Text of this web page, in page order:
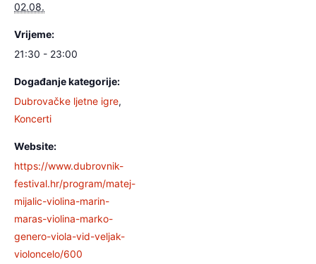
02.08.
Vrijeme:
21:30 - 23:00
Događanje kategorije:
Dubrovačke ljetne igre,
Koncerti
Website:
https://www.dubrovnik-
festival.hr/program/matej-
mijalic-violina-marin-
maras-violina-marko-
genero-viola-vid-veljak-
violoncelo/600